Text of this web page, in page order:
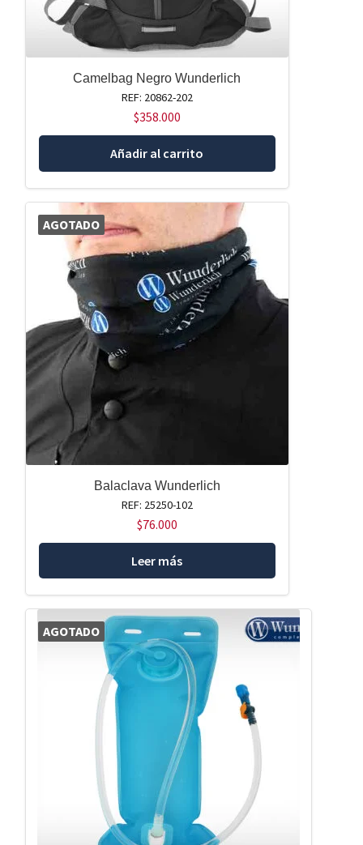
Camelbag Negro Wunderlich
REF: 20862-202
$358.000
Añadir al carrito
AGOTADO
Balaclava Wunderlich
REF: 25250-102
$76.000
Leer más
AGOTADO